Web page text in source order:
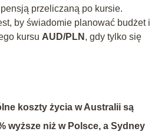
przeliczaną po kursie.
by świadomie planować budżet i
kursu AUD/PLN , gdy tylko się
koszty życia w Australii są
wyższe niż w Polsce, a Sydney